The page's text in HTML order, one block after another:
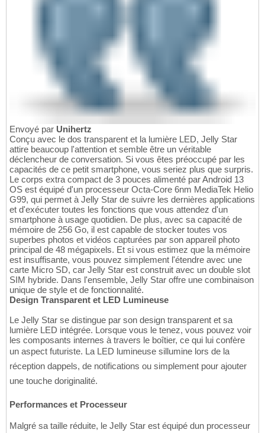
Envoyé par Unihertz
Conçu avec le dos transparent et la lumière LED, Jelly Star
attire beaucoup l'attention et semble être un véritable
déclencheur de conversation. Si vous êtes préoccupé par les
capacités de ce petit smartphone, vous seriez plus que surpris.
Le corps extra compact de 3 pouces alimenté par Android 13
OS est équipé d'un processeur Octa-Core 6nm MediaTek Helio
G99, qui permet à Jelly Star de suivre les dernières applications
et d'exécuter toutes les fonctions que vous attendez d'un
smartphone à usage quotidien. De plus, avec sa capacité de
mémoire de 256 Go, il est capable de stocker toutes vos
superbes photos et vidéos capturées par son appareil photo
principal de 48 mégapixels. Et si vous estimez que la mémoire
est insuffisante, vous pouvez simplement l'étendre avec une
carte Micro SD, car Jelly Star est construit avec un double slot
SIM hybride. Dans l'ensemble, Jelly Star offre une combinaison
unique de style et de fonctionnalité.
Design Transparent et LED Lumineuse
Le Jelly Star se distingue par son design transparent et sa
lumière LED intégrée. Lorsque vous le tenez, vous pouvez voir
les composants internes à travers le boîtier, ce qui lui confère
un aspect futuriste. La LED lumineuse sillumine lors de la
réception dappels, de notifications ou simplement pour ajouter
une touche doriginalité.
Performances et Processeur
Malgré sa taille réduite, le Jelly Star est équipé dun processeur